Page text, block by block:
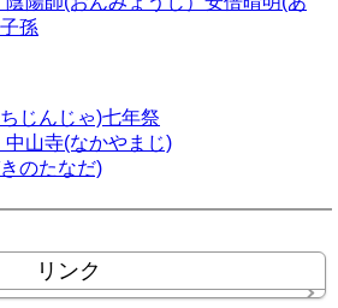
孫
じんじゃ)七年祭
山寺(なかやまじ)
のたなだ)
リンク